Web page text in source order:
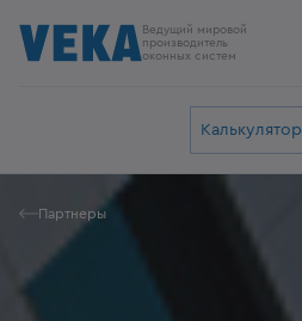
Ведущий мировой
производитель
оконных систем
Калькулятор
Партнеры